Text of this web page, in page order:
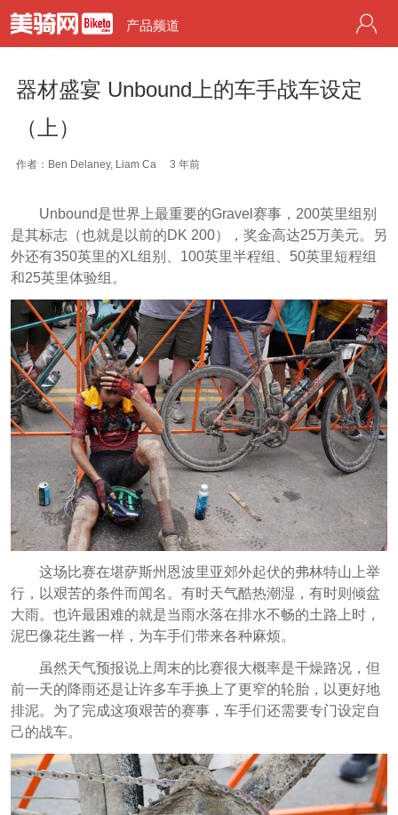
产品频道
器材盛宴 Unbound上的车手战车设定
（上）
作者：Ben Delaney, Liam Ca 3 年前
Unbound是世界上最重要的Gravel赛事，200英里组别
是其标志（也就是以前的DK 200），奖金高达25万美元。另
外还有350英里的XL组别、100英里半程组、50英里短程组
和25英里体验组。
这场比赛在堪萨斯州恩波里亚郊外起伏的弗林特山上举
行，以艰苦的条件而闻名。有时天气酷热潮湿，有时则倾盆
大雨。也许最困难的就是当雨水落在排水不畅的土路上时，
泥巴像花生酱一样，为车手们带来各种麻烦。
虽然天气预报说上周末的比赛很大概率是干燥路况，但
前一天的降雨还是让许多车手换上了更窄的轮胎，以更好地
排泥。为了完成这项艰苦的赛事，车手们还需要专门设定自
己的战车。